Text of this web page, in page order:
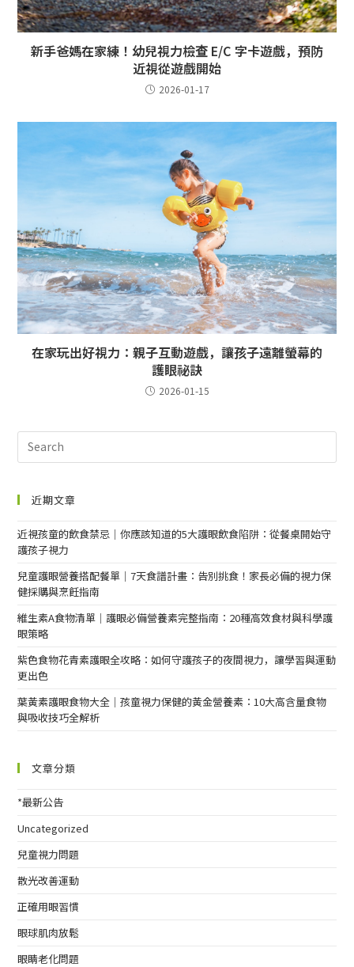
新手爸媽在家練！幼兒視力檢查 E/C 字卡遊戲，預防
近視從遊戲開始
2026-01-17
在家玩出好視力：親子互動遊戲，讓孩子遠離螢幕的
護眼祕訣
2026-01-15
近期文章
近視孩童的飲食禁忌｜你應該知道的5大護眼飲食陷阱：從餐桌開始守
護孩子視力
兒童護眼營養搭配餐單｜7天食譜計畫：告別挑食！家長必備的視力保
健採購與烹飪指南
維生素A食物清單｜護眼必備營養素完整指南：20種高效食材與科學護
眼策略
紫色食物花青素護眼全攻略：如何守護孩子的夜間視力，讓學習與運動
更出色
葉黃素護眼食物大全｜孩童視力保健的黃金營養素：10大高含量食物
與吸收技巧全解析
文章分類
*最新公告
Uncategorized
兒童視力問題
散光改善運動
正確用眼習慣
眼球肌肉放鬆
眼睛老化問題